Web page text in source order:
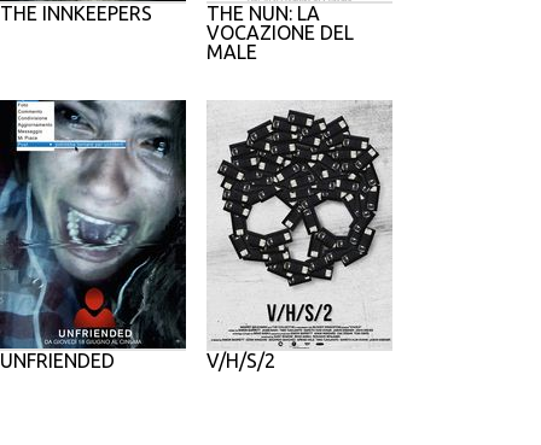
THE INNKEEPERS
THE NUN: LA
VOCAZIONE DEL
MALE
UNFRIENDED V/H/S/2